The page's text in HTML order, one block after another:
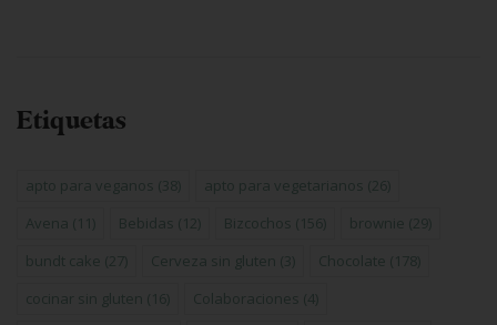
Etiquetas
apto para veganos (38) apto para vegetarianos (26)
Avena (11) Bebidas (12) Bizcochos (156) brownie (29)
bundt cake (27) Cerveza sin gluten (3) Chocolate (178)
cocinar sin gluten (16) Colaboraciones (4)